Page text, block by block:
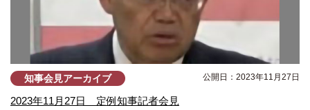
知事会見アーカイブ 公開日：2023年11月27日
2023年11月27日 定例知事記者会見